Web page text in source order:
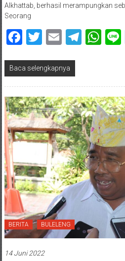
Alkhattab, berhasil merampungkan
Seorang
Facebook
Twitter
Email
Baca selengkapnya
BERITA BULELENG
14 Juni 2022